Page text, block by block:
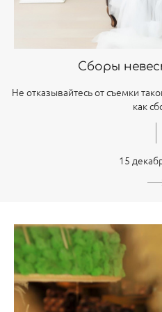
Сборы
Не отказывайтесь от съемки
как
15